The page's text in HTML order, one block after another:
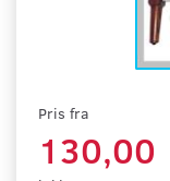
Pris fra
130,00